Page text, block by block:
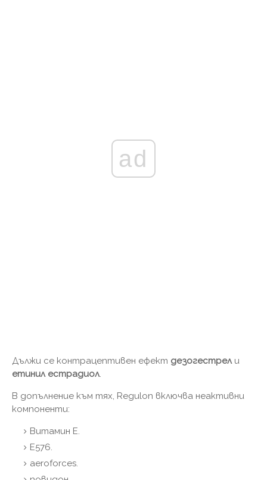
ad
Дължи се контрацептивен ефект дезогестрели
етинил естрадиол.
В допълнение към тях, Regulon включва неактивни
компоненти:
Витамин Е.
E576.
aeroforces.